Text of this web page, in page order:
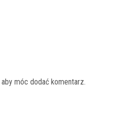
aby móc dodać komentarz.